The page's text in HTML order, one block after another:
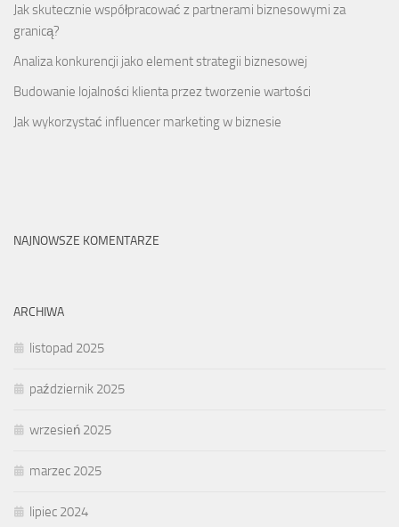
Jak skutecznie współpracować z partnerami biznesowymi za
granicą?
Analiza konkurencji jako element strategii biznesowej
Budowanie lojalności klienta przez tworzenie wartości
Jak wykorzystać influencer marketing w biznesie
NAJNOWSZE KOMENTARZE
ARCHIWA
listopad 2025
październik 2025
wrzesień 2025
marzec 2025
lipiec 2024